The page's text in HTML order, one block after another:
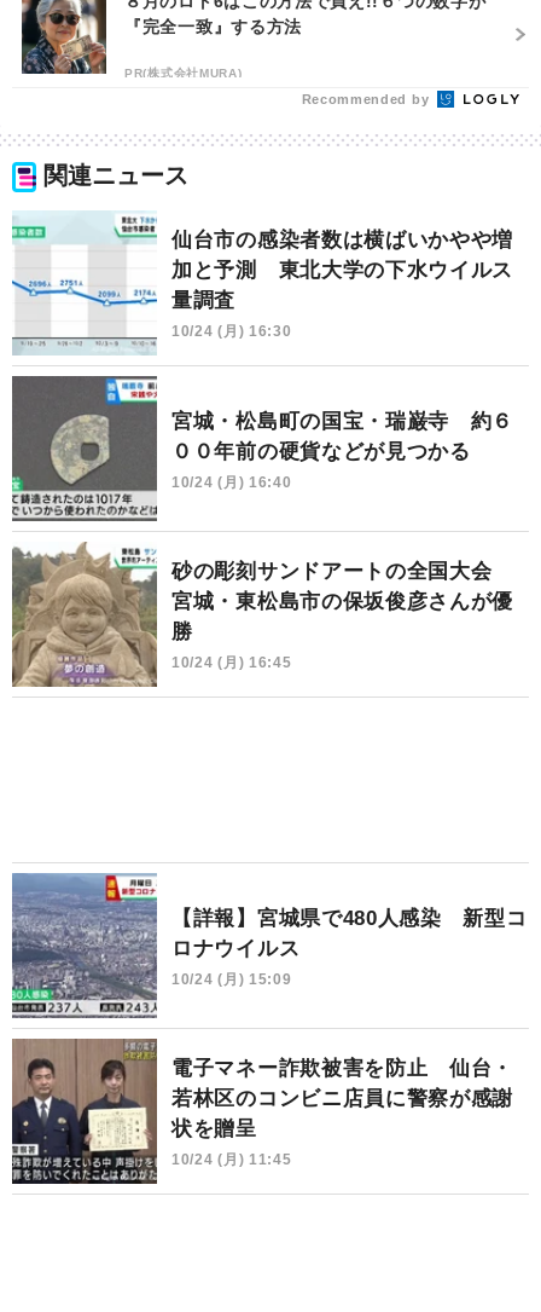
『完全一致』する方法
PR(株式会社MURA)
Recommended by
関連ニュース
仙台市の感染者数は横ばいかやや増
加と予測 東北大学の下水ウイルス
量調査
10/24 (月) 16:30
宮城・松島町の国宝・瑞巌寺 約６
００年前の硬貨などが見つかる
10/24 (月) 16:40
砂の彫刻サンドアートの全国大会
宮城・東松島市の保坂俊彦さんが優
勝
10/24 (月) 16:45
【詳報】宮城県で480人感染 新型コ
ロナウイルス
10/24 (月) 15:09
電子マネー詐欺被害を防止 仙台・
若林区のコンビニ店員に警察が感謝
状を贈呈
10/24 (月) 11:45